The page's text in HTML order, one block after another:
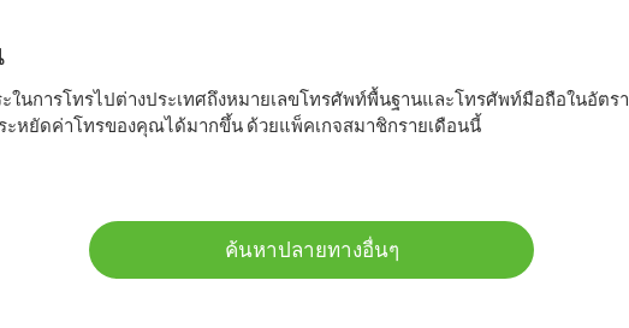
นการโทรไปต่างประเทศถึงหมายเลขโทรศัพท์พื้นฐานและโทรศัพท์มือถือในอัตร
หยัดค่าโทรของคุณได้มากขึ้น ด้วยแพ็คเกจสมาชิกรายเดือนนี้
ค้นหาปลายทางอื่นๆ